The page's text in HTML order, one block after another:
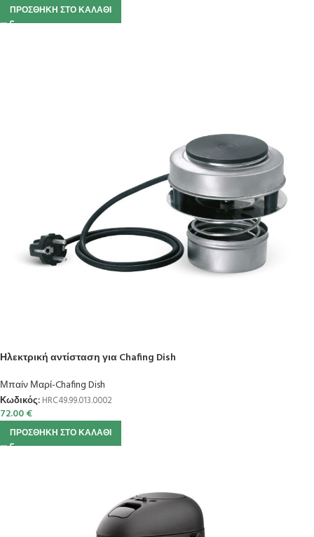
ΠΡΟΣΘΉΚΗ ΣΤΟ ΚΑΛΆΘΙ
Ηλεκτρική αντίσταση για Chafing Dish
Μπαίν Μαρί-Chafing Dish
Κωδικός: HRC49.99.013.0002
72.00€
ΠΡΟΣΘΉΚΗ ΣΤΟ ΚΑΛΆΘΙ